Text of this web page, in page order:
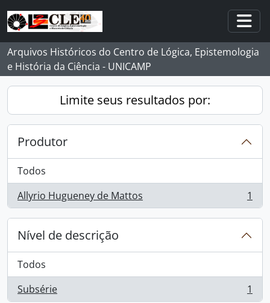
Skip to main content
Arquivos Históricos do Centro de Lógica, Epistemologia
e História da Ciência - UNICAMP
Limite seus resultados por:
Produtor
Todos
Allyrio Hugueney de Mattos
, 1 resultados 1
Nível de descrição
Todos
Subsérie
, 1 resultados 1